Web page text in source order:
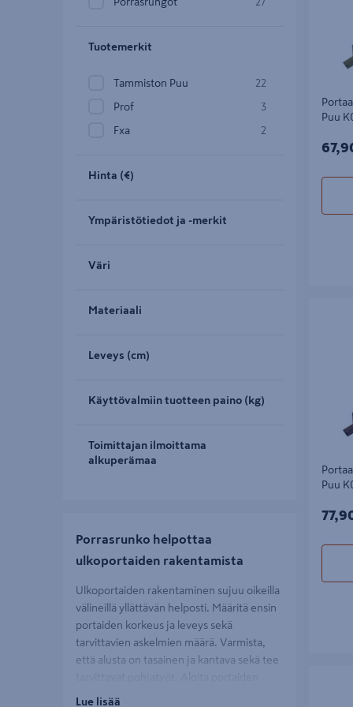
Tuotemerkit
Tammiston Puu 22
Prof 3
Fxa 2
Hinta (€)
Ympäristötiedot ja -merkit
Väri
Materiaali
Leveys (cm)
Käyttövalmiin tuotteen paino (kg)
Toimittajan ilmoittama
alkuperämaa
Porrasrunko helpottaa
ulkoportaiden rakentamista
Ulkoportaiden rakentaminen sujuu oikeilla
välineillä yllättävän helposti. Määritä ensin
portaiden korkeus ja leveys sekä
tarvittavien askelmien määrä. Varmista,
että alusta on tasainen ja kantava sekä tee
asennus kiinnittämällä reisipuut tukevasti
Lue lisää
Puu
Puu